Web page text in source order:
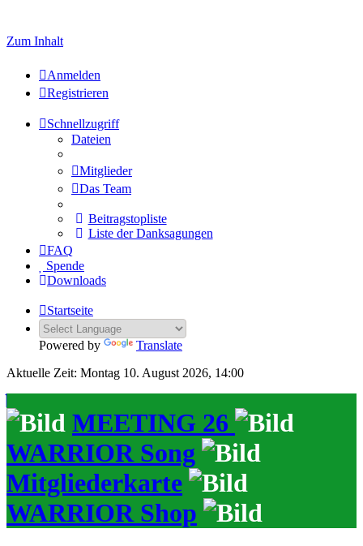
Zum Inhalt
Anmelden
Registrieren
Schnellzugriff
Dateien
Mitglieder
Das Team
Beitragstopliste
Liste der Danksagungen
FAQ
Spende
Downloads
Startseite
Powered by
Translate
Aktuelle Zeit: Montag 10. August 2026, 14:00
MEETING 26
WARRIOR Song
Mitgliederkarte
WARRIOR Shop